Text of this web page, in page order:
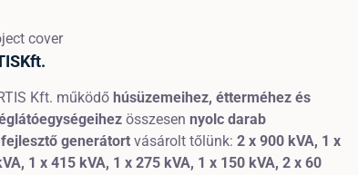
összesen nyolc darab áramfejlesztő
Kft. működő húsüzemeihez, étterméhez és
összesen nyolcdarab
generátortvásárolt tőlünk: 2 x 900 kVA, 1 x
1 x 415 kVA, 1 x 275 kVA, 1 x 150 kVA, 2 x 60